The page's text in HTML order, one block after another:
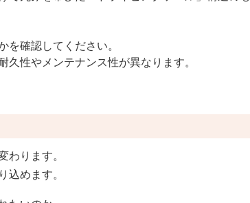
確認してください。
性やメンテナンス性が異なります。
ります。
めます。